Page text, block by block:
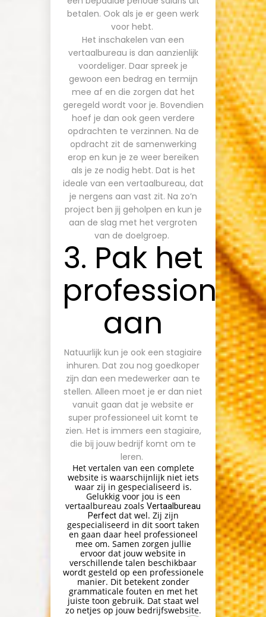
betalen. Ook als je er geen werk
voor hebt.
Het inschakelen van een
vertaalbureau is dan aanzienlijk
voordeliger. Daar spreek je
gewoon een bedrag en termijn
mee af en die zorgen dat het
geregeld wordt voor je. Bovendien
hoef je dan ook geen verdere
opdrachten te verzinnen. Na de
opdracht zit de samenwerking
erop en kun je ze weer bereiken
als je ze nodig hebt. Dat is het
ideale van een vertaalbureau, dat
je nergens aan vast zit. Na zo’n
project ben jij geholpen en kun je
aan de slag met het vergroten
van de doelgroep.
3. Pak het
professioneel
aan
Natuurlijk kun je ook een stagiaire
inhuren. Dat zou nog goedkoper
zijn dan een medewerker aan te
stellen. Alleen moet je er dan niet
vanuit gaan dat je website er
super professioneel uit komt te
zien. Het is immers een stagiaire,
die bij jouw bedrijf komt om te
leren.
Het vertalen van een complete
website is waarschijnlijk niet iets
waar zij in gespecialiseerd is.
Gelukkig voor jou is een
vertaalbureau zoals Vertaalbureau
Perfectdat wel. Zij zijn
gespecialiseerd in dit soort taken
en gaan daar heel professioneel
mee om. Samen zorgen jullie
ervoor dat jouw website in
verschillende talen beschikbaar
wordt gesteld op een professionele
manier. Dit betekent zonder
grammaticale fouten en met het
juiste toon gebruik. Dat staat wel
zo netjes op jouw bedrijfswebsite.